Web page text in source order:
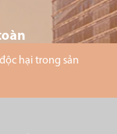
hại trong sản